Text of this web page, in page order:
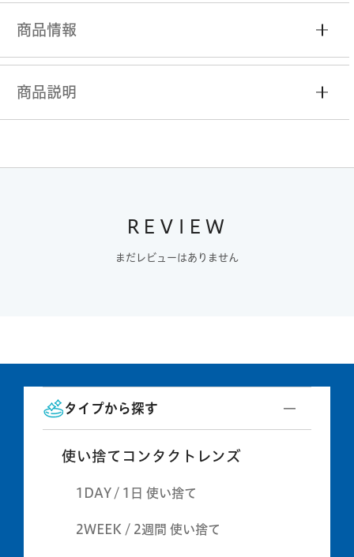
商品情報
商品説明
REVIEW
まだレビューはありません
タイプから探す
使い捨てコンタクトレンズ
1DAY / 1日 使い捨て
2WEEK / 2週間 使い捨て